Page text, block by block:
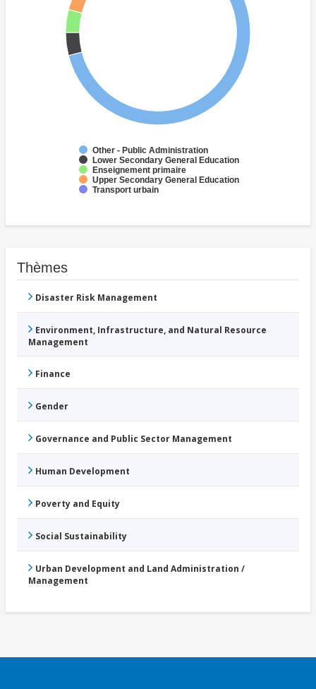
Other - Public Administration
Lower Secondary General Education
Enseignement primaire
Upper Secondary General Education
Transport urbain
Thèmes
Disaster Risk Management
Environment, Infrastructure, and Natural Resource
Management
Finance
Gender
Governance and Public Sector Management
Human Development
Poverty and Equity
Social Sustainability
Urban Development and Land Administration /
Management